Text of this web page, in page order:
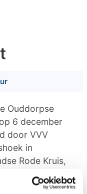
Ouddorpse
6 december
door VVV
in
Rode Kruis,
uitgezette
gelegen